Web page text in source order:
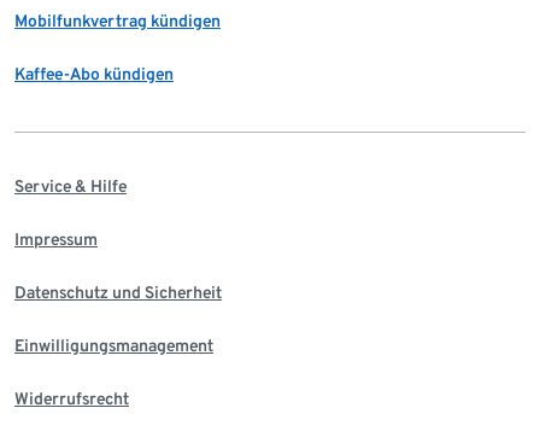
Mobilfunkvertrag kündigen
Kaffee-Abo kündigen
Service & Hilfe
Impressum
Datenschutz und Sicherheit
Einwilligungsmanagement
Widerrufsrecht